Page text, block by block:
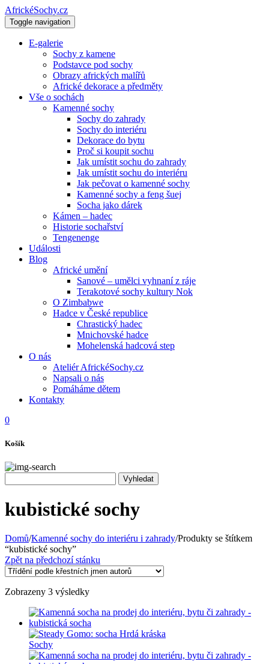
AfrickéSochy.cz
Toggle navigation
E-galerie
Sochy z kamene
Podstavce pod sochy
Obrazy afrických malířů
Africké dekorace a předměty
Vše o sochách
Kamenné sochy
Sochy do zahrady
Sochy do interiéru
Dekorace do bytu
Proč si koupit sochu
Jak umístit sochu do zahrady
Jak umístit sochu do interiéru
Jak pečovat o kamenné sochy
Kamenné sochy a feng šuej
Socha jako dárek
Kámen – hadec
Historie sochařství
Tengenenge
Události
Blog
Africké umění
Sanové – umělci vyhnaní z ráje
Terakotové sochy kultury Nok
O Zimbabwe
Hadce v České republice
Chrastický hadec
Mnichovské hadce
Mohelenská hadcová step
O nás
Ateliér AfrickéSochy.cz
Napsali o nás
Pomáháme dětem
Kontakty
0
Košík
kubistické sochy
Domů/Kamenné sochy do interiéru i zahrady/Produkty se štítkem
“kubistické sochy”
Zpět na předchozí stánku
Zobrazeny 3 výsledky
Sochy